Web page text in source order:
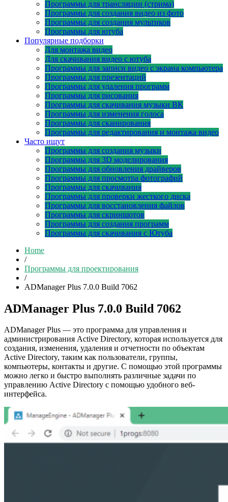
Программы для трансляции (стрима)
Программы для создания видео из фото
Программы для создания мультиков
Программы для ютуба
Популярные подборки
Для монтажа видео
Для скачивания видео с ютуба
Программы для записи видео с экрана компьютера
Программы для презентаций
Программы для удаления программ
Программы для рисования
Программы для скачивания музыки ВК
Программы для изменения голоса
Программы для сканирования
Программы для редактирования и монтажа видео
Часто ищут
Программы для создания музыки
Программы для 3D моделирования
Программы для обновления драйверов
Программы для просмотра фотографий
Программы для скачивания
Программы для проверки жесткого диска
Программы для восстановления файлов
Программы для скриншотов
Программы для создания программ
Программы для скачивания с Ютуба
Home
/
Программы для проектирования
/
ADManager Plus 7.0.0 Build 7062
ADManager Plus 7.0.0 Build 7062
ADManager Plus — это программа для управления и
администрирования Active Directory, которая используется для
создания, изменения, удаления и отчетности по объектам
Active Directory, таким как пользователи, группы,
компьютеры, контакты и другие. С помощью этой программы
можно легко и быстро выполнять различные задачи по
управлению Active Directory с помощью удобного веб-
интерфейса.